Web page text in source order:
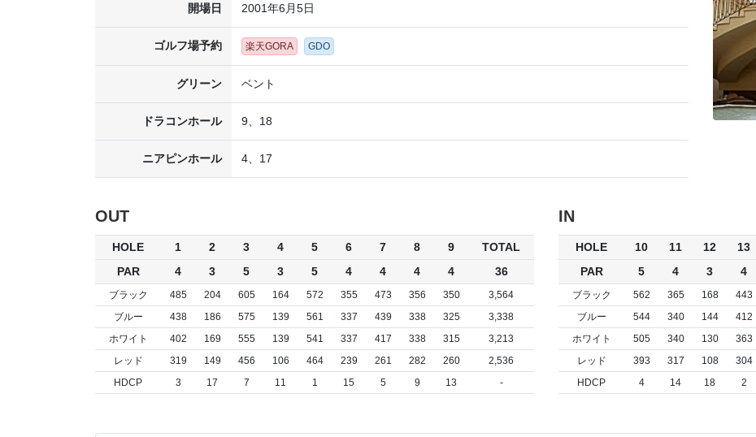
開場日 2001年6月5日
ゴルフ場予約 楽天GORA GDO
グリーン ベント
ドラコンホール 9、18
ニアピンホール 4、17
OUT
HOLE 1 2 3 4 5 6 7 8 9
TOTAL
PAR
4 3 5 3 5 4 4 4 4 36
ブラック 485 204 605 164 572 355 473 356 350
3,564
ブルー
438 186 575 139 561 337 439 338 325
3,338
ホワイト
402 169 555 139 541 337 417 338 315
3,213
レッド
319 149 456 106 464 239 261 282 260
2,536
HDCP
3 17 7 11 1 15 5 9 13 -
IN
HOLE 10 11 12 13
PAR
5 4 3 4
ブラック 562 365 168 443
ブルー
544 340 144 412
ホワイト
505 340 130 363
レッド
393 317 108 304
HDCP
4 14 18 2